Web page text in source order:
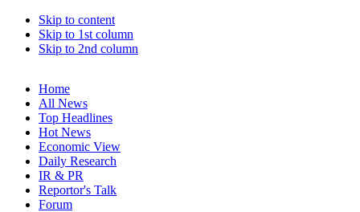
Skip to content
Skip to 1st column
Skip to 2nd column
Home
All News
Top Headlines
Hot News
Economic View
Daily Research
IR & PR
Reportor's Talk
Forum